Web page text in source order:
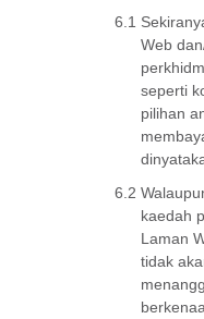
6.1
Web
seperti
pilihan
6.2
kaedah
Laman
tidak